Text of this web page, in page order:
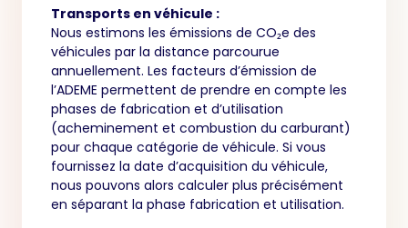
Transports en véhicule :
Nous estimons les émissions de CO₂e des
véhicules par la distance parcourue
annuellement. Les facteurs d’émission de
l’ADEME permettent de prendre en compte les
phases de fabrication et d’utilisation
(acheminement et combustion du carburant)
pour chaque catégorie de véhicule. Si vous
fournissez la date d’acquisition du véhicule,
nous pouvons alors calculer plus précisément
en séparant la phase fabrication et utilisation.